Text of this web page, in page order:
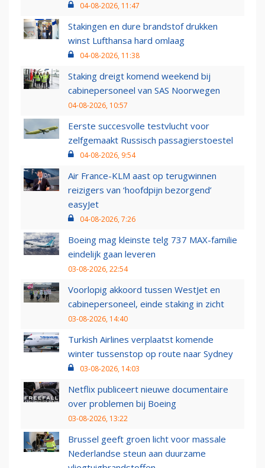
04-08-2026, 11:47
Stakingen en dure brandstof drukken
winst Lufthansa hard omlaag
04-08-2026, 11:38
Staking dreigt komend weekend bij
cabinepersoneel van SAS Noorwegen
04-08-2026, 10:57
Eerste succesvolle testvlucht voor
zelfgemaakt Russisch passagierstoestel
04-08-2026, 9:54
Air France-KLM aast op terugwinnen
reizigers van ‘hoofdpijn bezorgend’
easyJet
04-08-2026, 7:26
Boeing mag kleinste telg 737 MAX-familie
eindelijk gaan leveren
03-08-2026, 22:54
Voorlopig akkoord tussen WestJet en
cabinepersoneel, einde staking in zicht
03-08-2026, 14:40
Turkish Airlines verplaatst komende
winter tussenstop op route naar Sydney
03-08-2026, 14:03
Netflix publiceert nieuwe documentaire
over problemen bij Boeing
03-08-2026, 13:22
Brussel geeft groen licht voor massale
Nederlandse steun aan duurzame